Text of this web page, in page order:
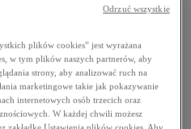
plików cookies” jest wyrażana
w tym plików naszych partnerów, aby
strony, aby analizować ruch na
marketingowe takie jak pokazywanie
internetowych osób trzecich oraz
W każdej chwili możesz
Odrzuć wszystkie